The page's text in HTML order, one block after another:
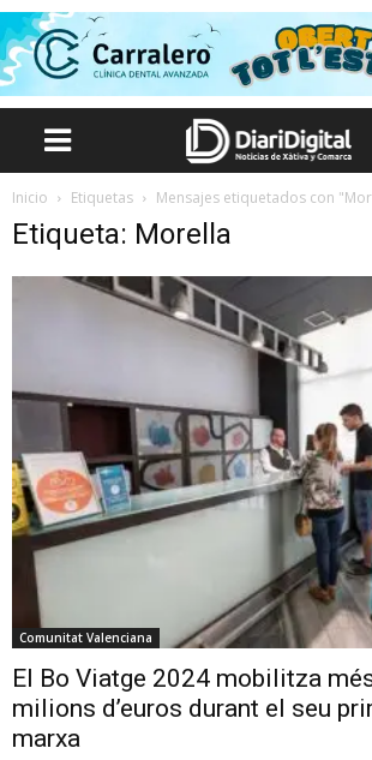
Inicio Etiquetas Mensajes etiquetados con
Etiqueta: Morella
Comunitat Valenciana
El Bo Viatge 2024 mobilitza
milions d’euros durant el seu
marxa